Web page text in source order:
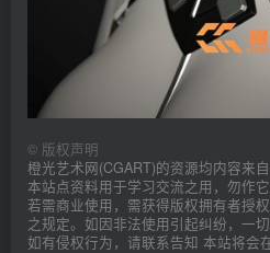
© 版权声明
橙光艺术网(CGART)的资源均内容来
本站点资料用于学习交流之用，勿作它
若需商业使用，需获得版权拥有者授
之规定。如因非法使用引起纠纷，一
如有侵权行为，请联系告知 本站将会